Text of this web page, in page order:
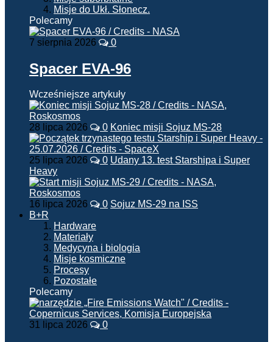
Misje do Ukł. Słonecz.
Polecamy
7 sierpnia 2026 0
Spacer EVA-96
Wcześniejsze artykuły
28 lipca 2026 0 Koniec misji Sojuz MS-28
25 lipca 2026 0 Udany 13. test Starshipa i Super
Heavy
16 lipca 2026 0 Sojuz MS-29 na ISS
B+R
Hardware
Materiały
Medycyna i biologia
Misje kosmiczne
Procesy
Pozostałe
Polecamy
31 lipca 2026 0